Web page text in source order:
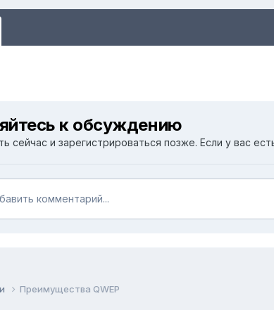
к обсуждению
сейчас и зарегистрироваться позже. Если у вас
комментарий...
Преимущества QWEP